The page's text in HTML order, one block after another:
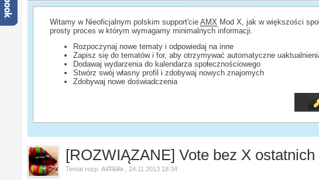
Witamy w Nieoficjalnym polskim support'cieAMX Mod X, jak w większości
prosty proces w którym wymagamy minimalnych informacji.
Rozpoczynaj nowe tematy i odpowiedaj na inne
Zapisz się do tematów i for, aby otrzymywać automatyczne
Dodawaj wydarzenia do kalendarza społecznościowego
Stwórz swój własny profil i zdobywaj nowych znajomych
Zdobywaj nowe doświadczenia
[ROZWIĄZANE] Vote bez X
Temat rozp.AfTERr 24.11.2013 18:34